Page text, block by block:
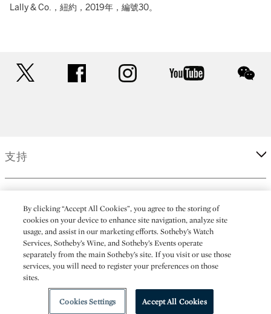
Lally & Co.，紐約，2019年，編號30。
facebook instagram youtube
支持
更多
(C) 2026 Sotheby's
By clicking “Accept All Cookies”, you agree to the storing of
cookies on your device to enhance site navigation, analyze site
usage, and assist in our marketing efforts. Sotheby’s Watch
Services, Sotheby’s Wine, and Sotheby’s Events operate
separately from the main Sotheby’s site. If you visit or use those
services, you will need to register your preferences on those
sites.
Cookies Settings Accept All Cookies